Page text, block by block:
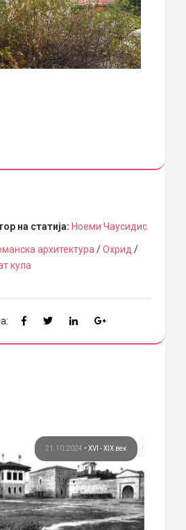
на статија: Ноеми Чаусидис
архитектура /Охрид /
кула
21.10.2024 • XVI - XIX век